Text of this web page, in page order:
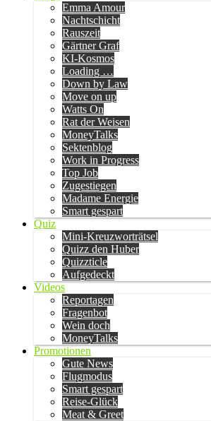
Emma Amour
Nachtschicht
Rauszeit
Gärtner Graf
KI-Kosmos
Loading …
Down by Law
Move on up
Watts On
Rat der Weisen
MoneyTalks
Sektenblog
Work in Progress
Top Job
Zugestiegen
Madame Energie
Smart gespart
Quiz
Mini-Kreuzworträtsel
Quizz den Huber
Quizzticle
Aufgedeckt
Videos
Reportagen
Fragenbot
Wein doch
MoneyTalks
Promotionen
Gute News
Flugmodus
Smart gespart
Reise-Glück
Meat & Greet